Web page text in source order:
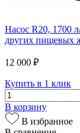
Насос R20, 1700
других пищевых
12 000 ₽
Купить в 1 клик
В корзину
В избранное